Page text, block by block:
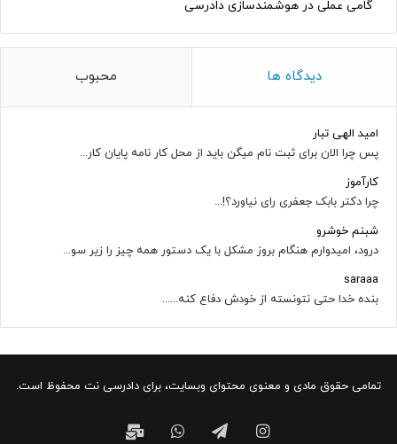
گامی عملی در هوشمندسازی دادرسی
دیدگاه ها محبوب
امید الهی تبار
پس چرا الان برای ثبت نام میگن باید از محل کار نامه پایان کار...
کارآموز
چرا دکتر بابک جعفری رای نیاورد؟!...
شبنم خوشرو
درود، امیدوارم هنگام بروز مشکل با یک دستور همه چیز را زیر سو...
saraaa
بنده خدا حتی نتونسته از خودش دفاع کنه......
تمامی حقوق مادی و معنوی محتوای وبسایت، برای دادرسی نت محفوظ است.
اینستاگرامتلگرامواتس ایمیل